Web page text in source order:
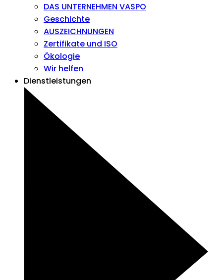
DAS UNTERNEHMEN VASPO
Geschichte
AUSZEICHNUNGEN
Zertifikate und ISO
Ökologie
Wir helfen
Dienstleistungen